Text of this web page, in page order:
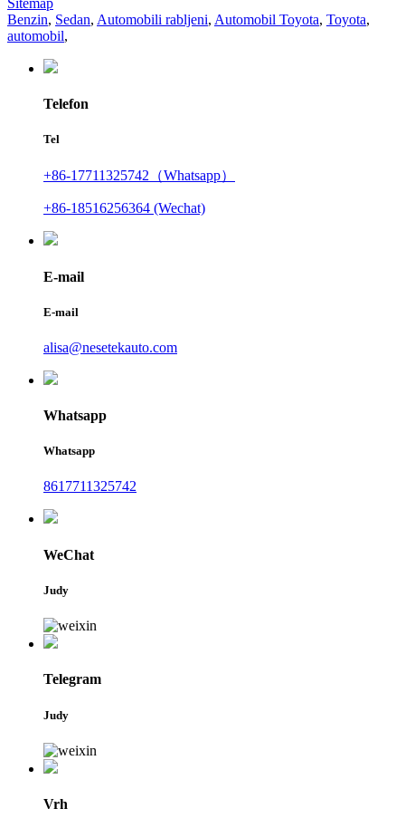
Benzin, Sedan, Automobili rabljeni, Automobil Toyota, Toyota,
automobil,
Telefon
Tel
+86-17711325742（Whatsapp）
+86-18516256364 (Wechat)
E-mail
E-mail
alisa@nesetekauto.com
Whatsapp
Whatsapp
8617711325742
WeChat
Judy
Telegram
Judy
Vrh